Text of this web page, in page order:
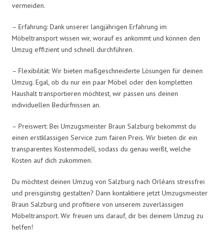
vermeiden.
– Erfahrung: Dank unserer langjährigen Erfahrung im
Möbeltransport wissen wir, worauf es ankommt und können den
Umzug effizient und schnell durchführen.
– Flexibilität: Wir bieten maßgeschneiderte Lösungen für deinen
Umzug. Egal, ob du nur ein paar Möbel oder den kompletten
Haushalt transportieren möchtest, wir passen uns deinen
individuellen Bedürfnissen an.
– Preiswert: Bei Umzugsmeister Braun Salzburg bekommst du
einen erstklassigen Service zum fairen Preis. Wir bieten dir ein
transparentes Kostenmodell, sodass du genau weißt, welche
Kosten auf dich zukommen.
Du möchtest deinen Umzug von Salzburg nach Orléans stressfrei
und preisgünstig gestalten? Dann kontaktiere jetzt Umzugsmeister
Braun Salzburg und profitiere von unserem zuverlässigen
Möbeltransport. Wir freuen uns darauf, dir bei deinem Umzug zu
helfen!